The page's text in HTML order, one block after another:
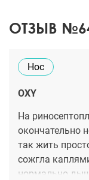
ОТЗЫВ
Нос
OXY
На
окончательно
так жить
сожгла
нормально